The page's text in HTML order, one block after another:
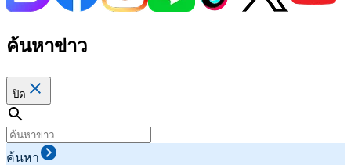
ค้นหาข่าว
ปิด
ค้นหา